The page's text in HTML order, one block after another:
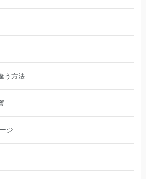
う方法
ジ